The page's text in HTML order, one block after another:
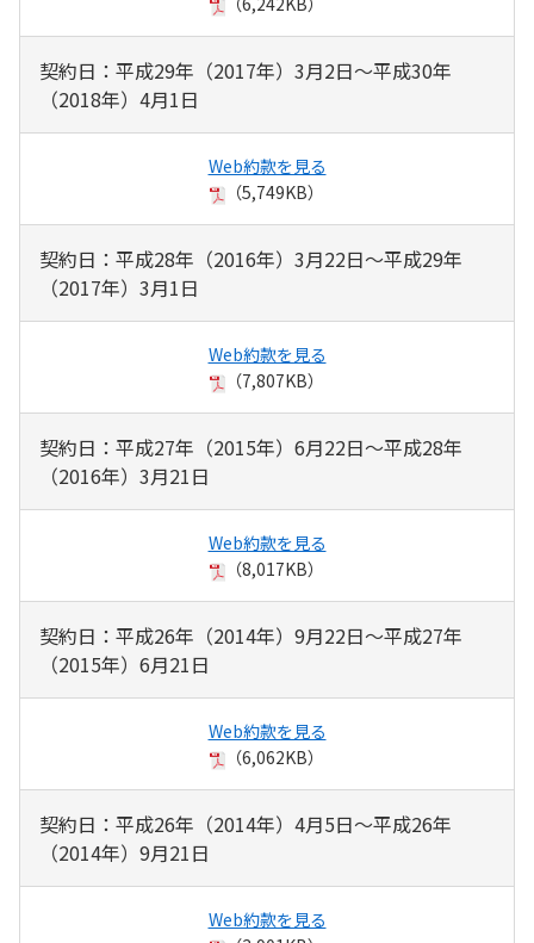
契約日：平成29年（2017年）3月2日～平成30年
（2018年）4月1日
Web約款を見る
（5,749KB）
契約日：平成28年（2016年）3月22日～平成29年
（2017年）3月1日
Web約款を見る
（7,807KB）
契約日：平成27年（2015年）6月22日～平成28年
（2016年）3月21日
Web約款を見る
（8,017KB）
契約日：平成26年（2014年）9月22日～平成27年
（2015年）6月21日
Web約款を見る
（6,062KB）
契約日：平成26年（2014年）4月5日～平成26年
（2014年）9月21日
Web約款を見る